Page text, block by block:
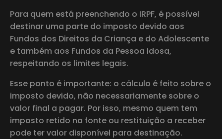
Para quem está preenchendo o IRPF, é possível
destinar uma parte do imposto devido aos
Fundos dos Direitos da Criança e do Adolescente
e também aos Fundos da Pessoa Idosa,
respeitando os limites legais.
Esse ponto é importante: o cálculo é feito sobre o
imposto devido, não necessariamente sobre o
valor final a pagar. Por isso, mesmo quem tem
imposto retido na fonte ou restituição a receber
pode ter valor disponível para destinação.